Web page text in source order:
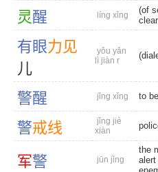
灵醒 líng xǐng (of
有眼力 见
儿
yǒu yǎn
lì jiàn r
警醒 jǐng xǐng to
警戒线
jǐng jiè
xiàn
军警 jūn jǐng
the
alert